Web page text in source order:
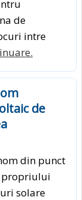
de
intre
de
din punct
propriului
solare